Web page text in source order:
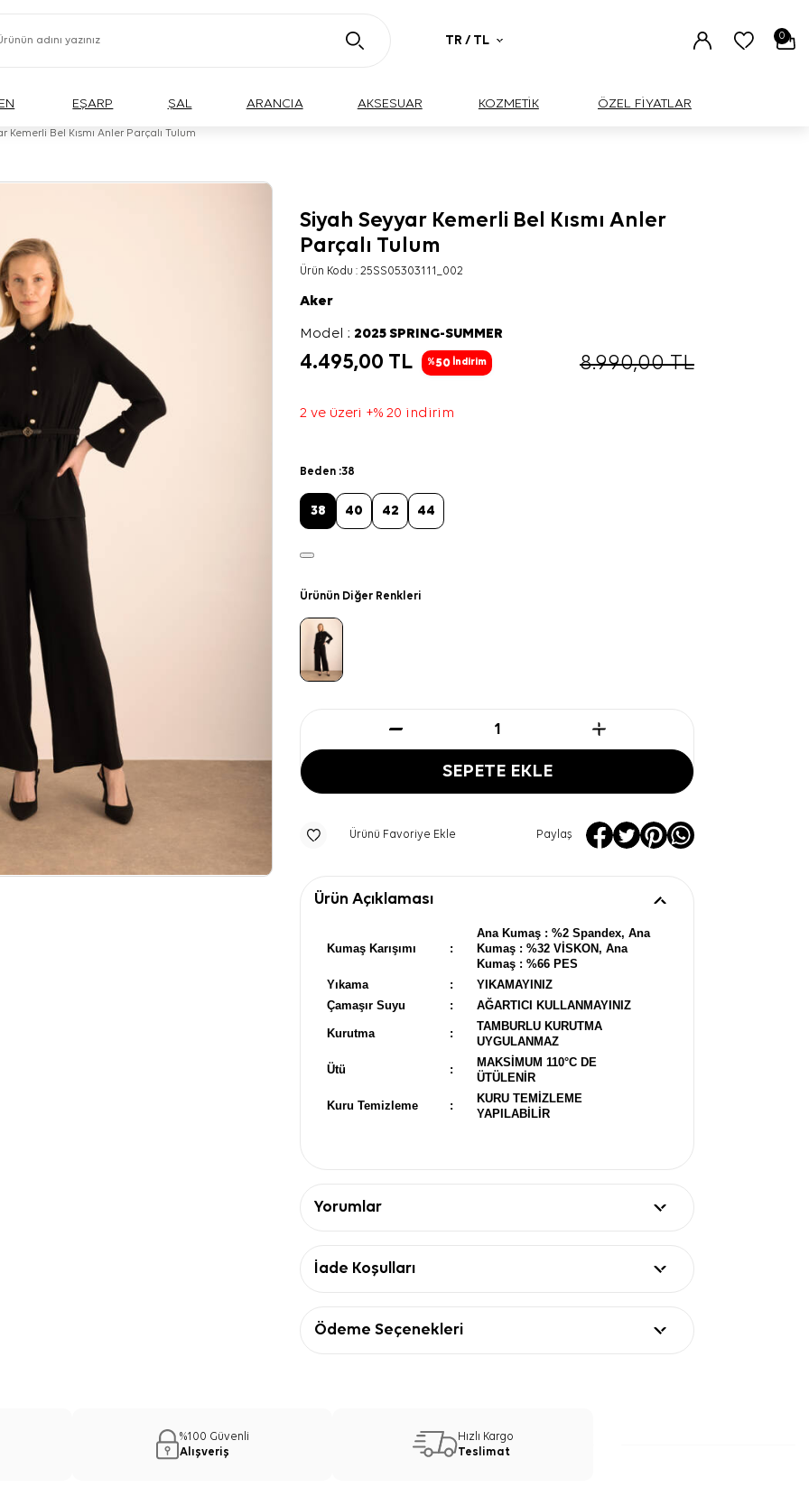
TR / TL 0
EŞARP ŞAL ARANCIA AKSESUAR KOZMETİK ÖZEL FİYATLAR
Kemerli Bel Kısmı Anler Parçalı Tulum
Siyah Seyyar Kemerli Bel Kısmı Anler
Parçalı Tulum
Ürün Kodu :25SS05303111_002
Aker
Model :2025 SPRING-SUMMER
4.495,00 TL %50 İndirim 8.990,00TL
2 ve üzeri +% 20 indirim
Beden :38
38 40 42 44
Ürünün Diğer Renkleri
SEPETE EKLE
Ürünü Favoriye Ekle Paylaş
Ürün Açıklaması
Kumaş Karışımı :
Ana Kumaş : %2 Spandex, Ana
Kumaş : %32 VİSKON, Ana
Kumaş : %66 PES
Yıkama
:
YIKAMAYINIZ
Çamaşır Suyu
: AĞARTICI KULLANMAYINIZ
Kurutma :
TAMBURLU KURUTMA
UYGULANMAZ
Ütü :
MAKSİMUM 110°C DE
ÜTÜLENİR
Kuru Temizleme :
KURU TEMİZLEME
YAPILABİLİR
Yorumlar
İade Koşulları
Ödeme Seçenekleri
%100 Güvenli
Alışveriş
Hızlı Kargo
Teslimat